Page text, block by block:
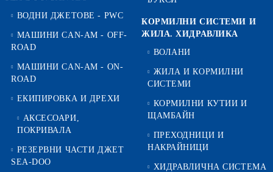
ВОДНИ ДЖЕТОВЕ - PWC
МАШИНИ CAN-AM - OFF-
ROAD
МАШИНИ CAN-AM - ON-
ROAD
ЕКИПИРОВКА И ДРЕХИ
АКСЕСОАРИ,
ПОКРИВАЛА
РЕЗЕРВНИ ЧАСТИ ДЖЕТ
SEA-DOO
КОРМИЛНИ СИСТЕМИ И
ЖИЛА. ХИДРАВЛИКА
ВОЛАНИ
ЖИЛА И КОРМИЛНИ
СИСТЕМИ
КОРМИЛНИ КУТИИ И
ЩАМБАЙН
ПРЕХОДНИЦИ И
НАКРАЙНИЦИ
ХИДРАВЛИЧНА СИСТЕМА